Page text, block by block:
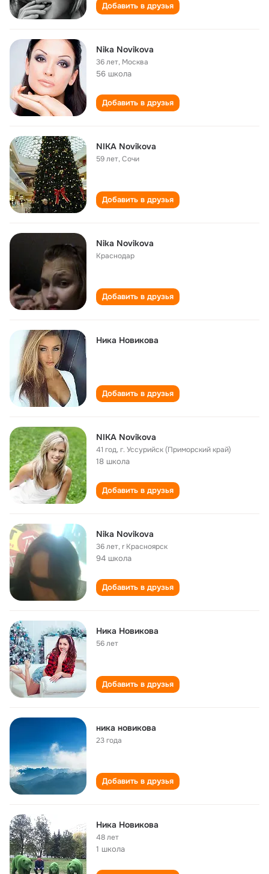
Добавить в друзья
Nika Novikova
36 лет, Москва
56 школа
Добавить в друзья
NIKA Novikova
59 лет,Сочи
Добавить в друзья
Nika Novikova
Краснодар
Добавить в друзья
Ника Новикова
Добавить в друзья
NIKA Novikova
41 год,г. Уссурийск (Приморский край)
18 школа
Добавить в друзья
Nika Novikova
36 лет,r Красноярск
94 школа
Добавить в друзья
Ника Новикова
56 лет
Добавить в друзья
ника новикова
23 года
Добавить в друзья
Ника Новикова
48 лет
1 школа